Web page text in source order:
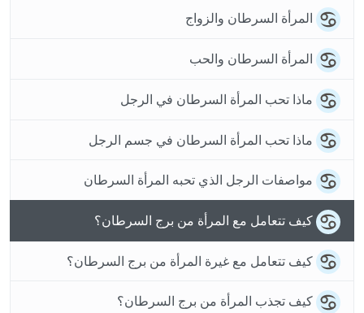
المرأة السرطان والزواج
المرأة السرطان والحب
ماذا تحب المرأة السرطان في الرجل
ماذا تحب المرأة السرطان في جسم الرجل
مواصفات الرجل الذي تحبه المرأة السرطان
كيف تتعامل مع المرأة من برج السرطان؟
كيف تتعامل مع غيرة المرأة من برج السرطان؟
كيف تجذب المرأة من برج السرطان؟